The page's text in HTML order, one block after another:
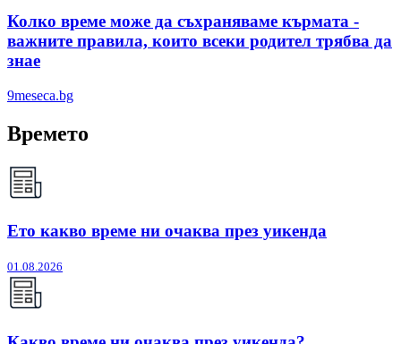
Колко време може да съхраняваме кърмата -
важните правила, които всеки родител трябва да
знае
9meseca.bg
Времето
Ето какво време ни очаква през уикенда
01.08.2026